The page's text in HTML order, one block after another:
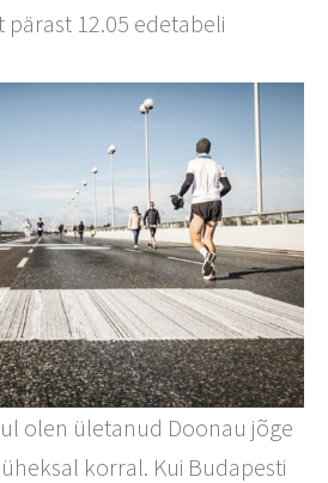
12.05 edetabeli
olen ületanud Doonau jõge
korral. Kui Budapesti